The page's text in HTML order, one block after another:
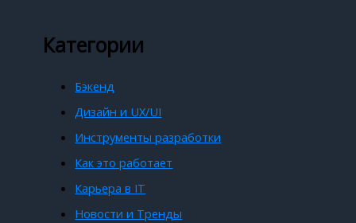
Категории
Бэкенд
Дизайн и UX/UI
Инструменты разработки
Как это работает
Карьера в IT
Новости и Тренды